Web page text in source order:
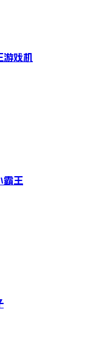
游戏机
霸王